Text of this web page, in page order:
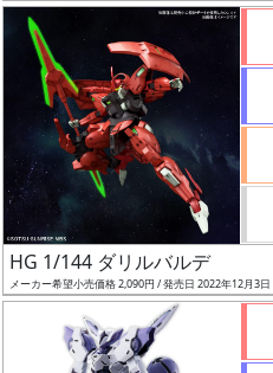
シ
リ
ー
ズ・
タ
HG 1/144 ダリルバルデ
メーカー希望小売価格 2,090円 / 発売日 2022年12月3日